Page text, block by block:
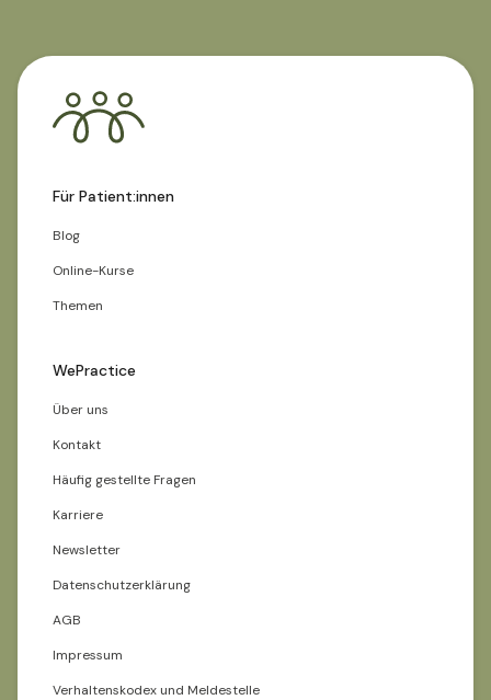
Für Patient:innen
Blog
Online-Kurse
Themen
WePractice
Über uns
Kontakt
Häufig gestellte Fragen
Karriere
Newsletter
Datenschutzerklärung
AGB
Impressum
Verhaltenskodex und Meldestelle